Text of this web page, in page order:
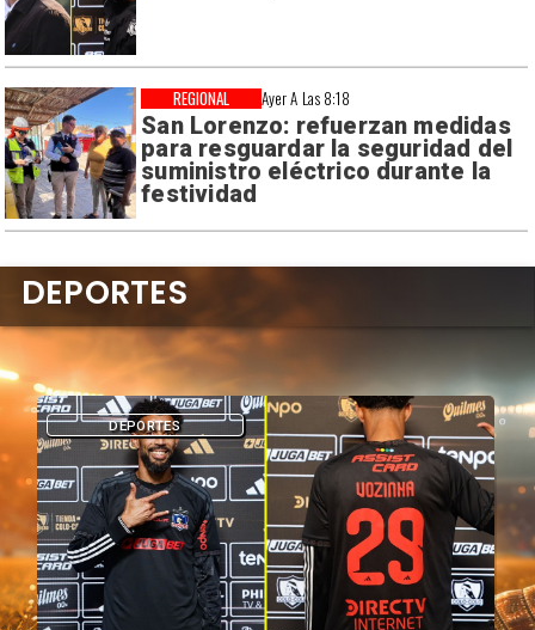
Ayer A Las 8:18
San Lorenzo: refuerzan medidas
para resguardar la seguridad del
suministro eléctrico durante la
festividad
REGIONAL
DEPORTES
DEPORTES